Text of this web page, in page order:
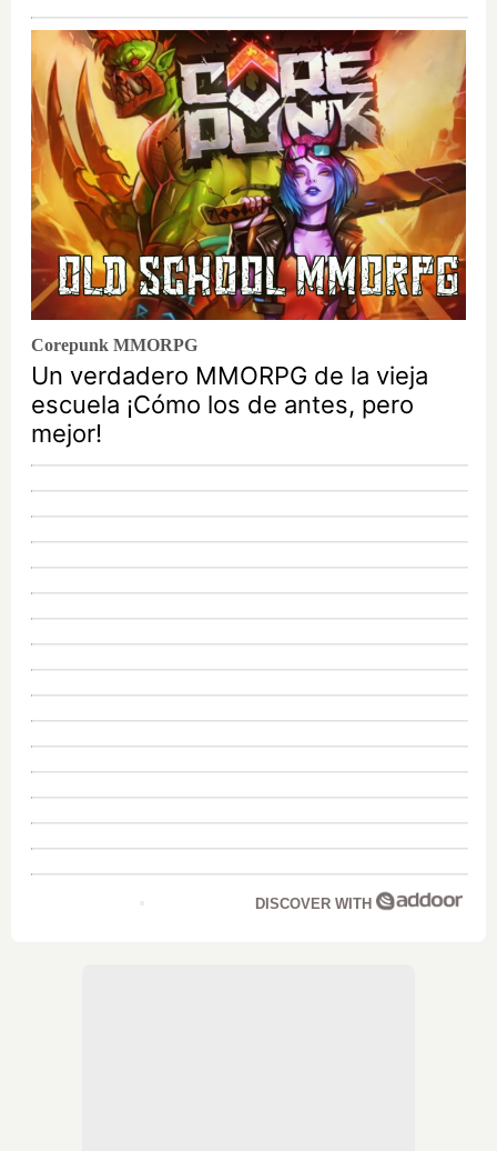
Corepunk MMORPG
Un verdadero MMORPG de la vieja
escuela ¡Cómo los de antes, pero
mejor!
DISCOVER WITH